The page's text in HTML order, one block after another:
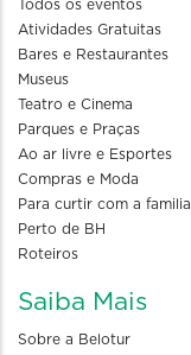
Todos os eventos
Atividades Gratuitas
Bares e Restaurantes
Museus
Teatro e Cinema
Parques e Praças
Ao ar livre e Esportes
Compras e Moda
Para curtir com a familia
Perto de BH
Roteiros
Saiba Mais
Sobre a Belotur